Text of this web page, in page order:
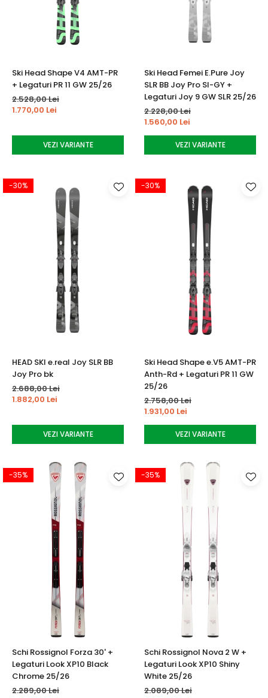
Ski Head Shape V4 AMT-PR
+ Legaturi PR 11 GW 25/26
2.528,00 Lei
1.770,00 Lei
VEZI VARIANTE
Ski Head Femei E.Pure Joy
SLR BB Joy Pro SI-GY +
Legaturi Joy 9 GW SLR 25/26
2.228,00 Lei
1.560,00 Lei
VEZI VARIANTE
-30%
HEAD SKI e.real Joy SLR BB
Joy Pro bk
2.688,00 Lei
1.882,00 Lei
VEZI VARIANTE
-30%
Ski Head Shape e.V5 AMT-PR
Anth-Rd + Legaturi PR 11 GW
25/26
2.758,00 Lei
1.931,00 Lei
VEZI VARIANTE
-35%
Schi Rossignol Forza 30' +
Legaturi Look XP10 Black
Chrome 25/26
2.289,00 Lei
-35%
Schi Rossignol Nova 2 W +
Legaturi Look XP10 Shiny
White 25/26
2.089,00 Lei